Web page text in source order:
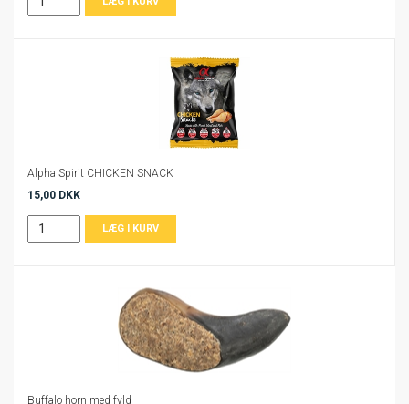
Alpha Spirit CHICKEN SNACK
15,00 DKK
Buffalo horn med fyld